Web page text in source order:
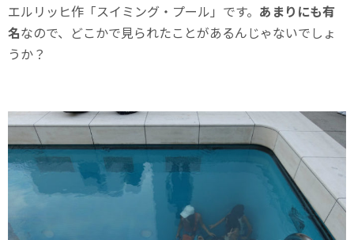
エルリッヒ作「スイミング・プール」です。 あまりにも有
名なので、どこかで見られたことがあるんじゃないでしょ
うか？